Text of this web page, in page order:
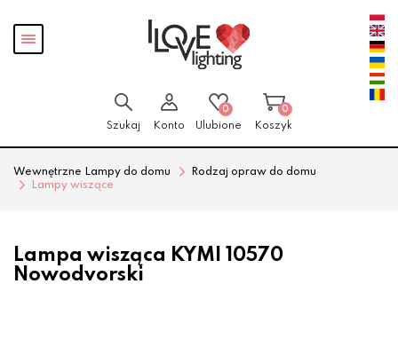
Pokaż
menu
Szukaj Konto
0
Ulubione
0
Koszyk
Wewnętrzne Lampy do domu
Rodzaj opraw do domu
Lampy wiszące
Lampa wisząca KYMI 10570
Nowodvorski